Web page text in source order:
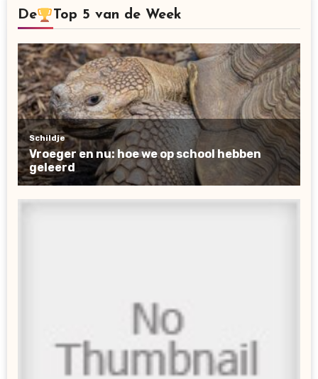
De Top 5 van de Week